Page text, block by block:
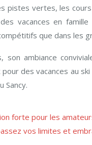
pistes vertes, les
vacances en
que dans les
son ambiance
des vacances au
Sancy.
forte pour les
vos limites et